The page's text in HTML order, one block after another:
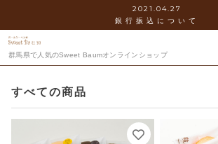
2021.04.27
銀行振込について
群馬県で人気のSweet Baumオンラインショップ
すべての商品
ログイン / 会員登録
お気に入り
セット
こだわり検索